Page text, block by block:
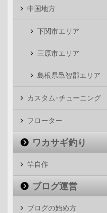
中国地方
下関市エリア
三原市エリア
島根県邑智郡エリア
カスタム･チューニング
フローター
ワカサギ釣り
竿自作
ブログ運営
ブログの始め方